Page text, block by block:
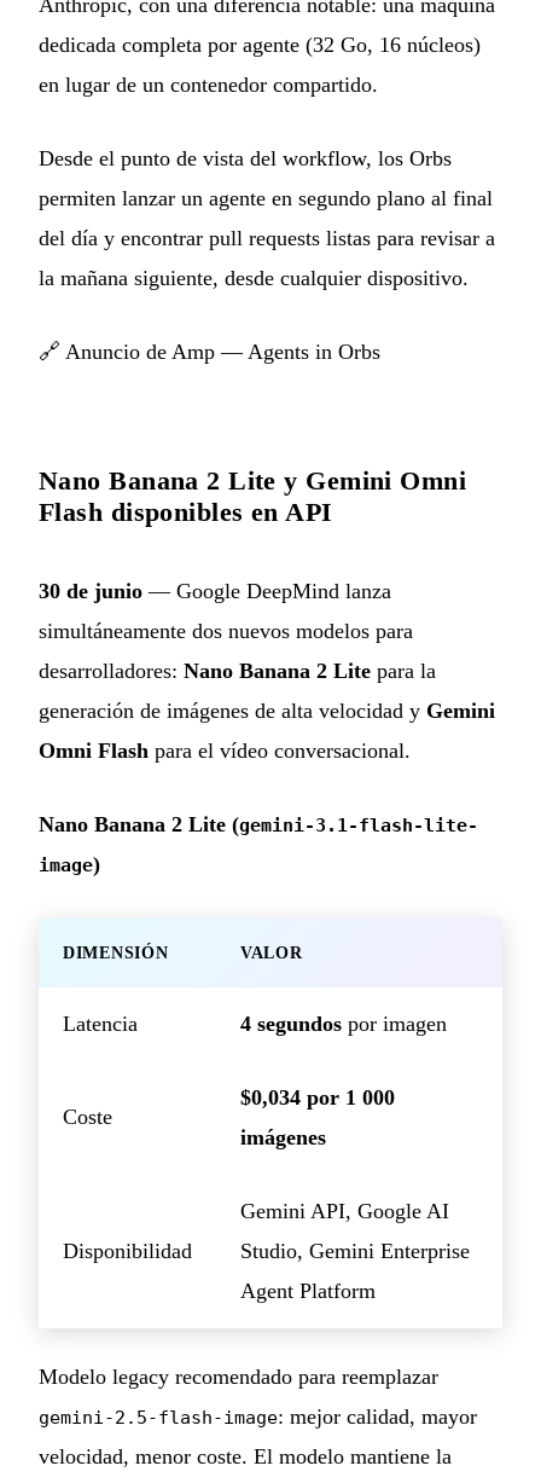
Anthropic, con una diferencia notable: una máquina
dedicada completa por agente (32 Go, 16 núcleos)
en lugar de un contenedor compartido.
Desde el punto de vista del workflow, los Orbs
permiten lanzar un agente en segundo plano al final
del día y encontrar pull requests listas para revisar a
la mañana siguiente, desde cualquier dispositivo.
🔗 Anuncio de Amp — Agents in Orbs
Nano Banana 2 Lite y Gemini Omni
Flash disponibles en API
30 de junio — Google DeepMind lanza
simultáneamente dos nuevos modelos para
desarrolladores: Nano Banana 2 Lite para la
generación de imágenes de alta velocidad y Gemini
Omni Flash para el vídeo conversacional.
Nano Banana 2 Lite (gemini-3.1-flash-lite-
image)
DIMENSIÓN VALOR
Latencia 4 segundos por imagen
Coste
$0,034 por 1 000
imágenes
Disponibilidad
Gemini API, Google AI
Studio, Gemini Enterprise
Agent Platform
Modelo legacy recomendado para reemplazar
gemini-2.5-flash-image: mejor calidad, mayor
velocidad, menor coste. El modelo mantiene la